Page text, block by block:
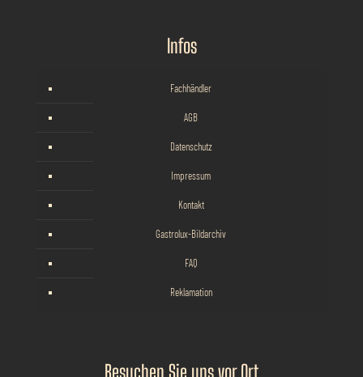
Infos
Fachhändler
AGB
Datenschutz
Impressum
Kontakt
Gastrolux-Bildarchiv
FAQ
Reklamation
Besuchen Sie uns vor Ort